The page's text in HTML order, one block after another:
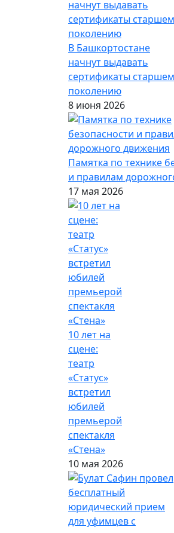
В Башкортостане
начнут выдавать
сертификаты
поколению
8 июня 2026
Памятка по технике
и правилам
17 мая 2026
10 лет на
сцене:
театр
«Статус»
встретил
юбилей
премьерой
спектакля
«Стена»
10 мая 2026